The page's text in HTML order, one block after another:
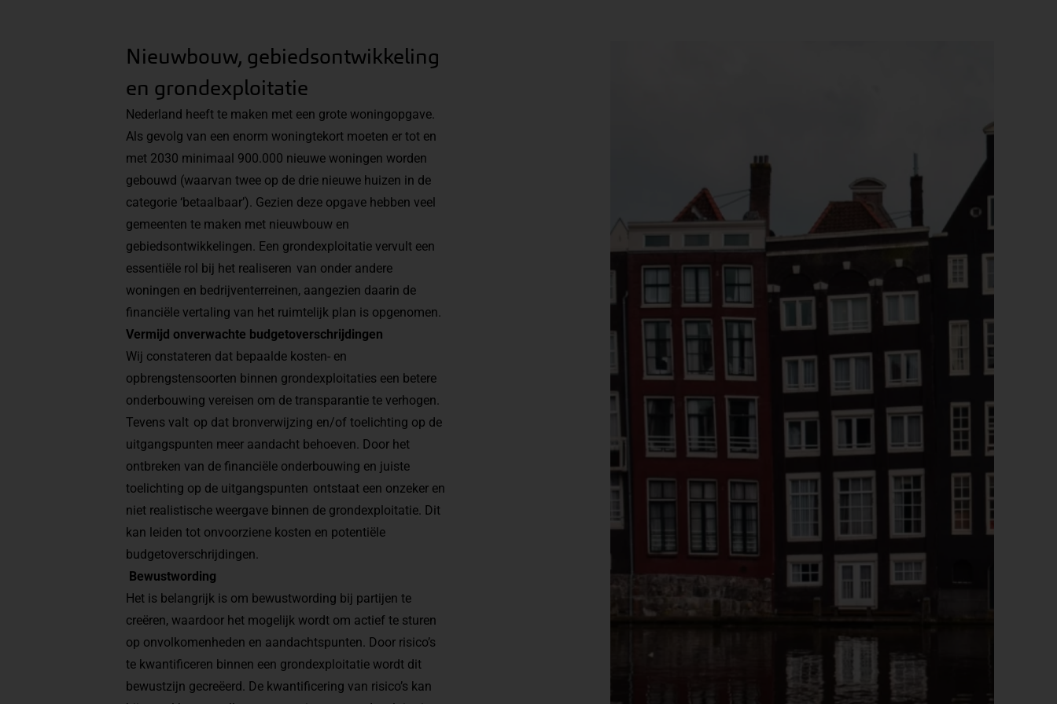
Nieuwbouw, gebiedsontwikkeling
en grondexploitatie
Nederland heeft te maken met een grote woningopgave.
Als gevolg van een enorm woningtekort moeten er tot en
met 2030 minimaal 900.000 nieuwe woningen worden
gebouwd (waarvan twee op de drie nieuwe huizen in de
categorie ‘betaalbaar’). Gezien deze opgave hebben veel
gemeenten te maken met nieuwbouw en
gebiedsontwikkelingen. Een grondexploitatie vervult een
essentiële rol bij het realiseren van onder andere
woningen en bedrijventerreinen, aangezien daarin de
financiële vertaling van het ruimtelijk plan is opgenomen.
Vermijd onverwachte budgetoverschrijdingen
Wij constateren dat bepaalde kosten- en
opbrengstensoorten binnen grondexploitaties een betere
onderbouwing vereisen om de transparantie te verhogen.
Tevens valt op dat bronverwijzing en/of toelichting op de
uitgangspunten meer aandacht behoeven. Door het
ontbreken van de financiële onderbouwing en juiste
toelichting op de uitgangspunten ontstaat een onzeker en
niet realistische weergave binnen de grondexploitatie. Dit
kan leiden tot onvoorziene kosten en potentiële
budgetoverschrijdingen.
Bewustwording
Het is belangrijk is om bewustwording bij partijen te
creëren, waardoor het mogelijk wordt om actief te sturen
op onvolkomenheden en aandachtspunten. Door risico’s
te kwantificeren binnen een grondexploitatie wordt dit
bewustzijn gecreëerd. De kwantificering van risico’s kan